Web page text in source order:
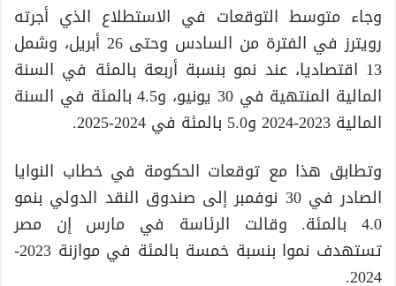
وجاء متوسط التوقعات في الاستطلاع الذي أجرته
رويترز في الفترة من السادس وحتى 26 أبريل، وشمل
13 اقتصاديا، عند نمو بنسبة أربعة بالمئة في السنة
المالية المنتهية في 30 يونيو، و4.5 بالمئة في السنة
المالية 2023-2024 و5.0 بالمئة في 2024-2025.
وتطابق هذا مع توقعات الحكومة في خطاب النوايا
الصادر في 30 نوفمبر إلى صندوق النقد الدولي بنمو
4.0 بالمئة. وقالت الرئاسة في مارس إن مصر
تستهدف نموا بنسبة خمسة بالمئة في موازنة 2023-
2024.